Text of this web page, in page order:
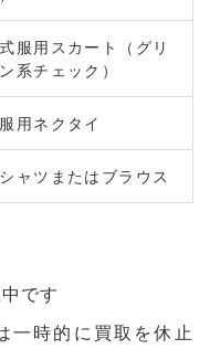
服用スカート（グリ
系チェック）
用ネクタイ
ャツまたはブラウス
です
一時的に買取を休止